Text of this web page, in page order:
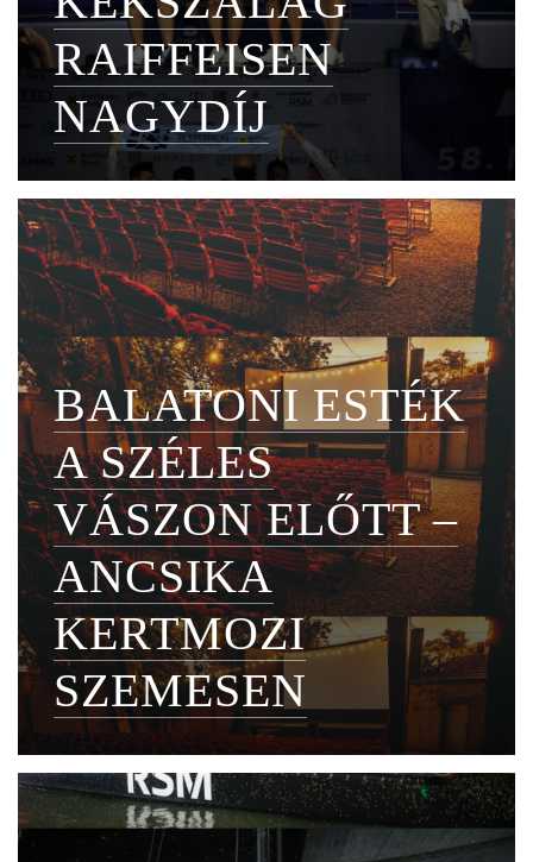
RAIFFEISEN
NAGYDÍJ
BALATONI ESTÉK
A SZÉLES
VÁSZON ELŐTT –
ANCSIKA
KERTMOZI
SZEMESEN